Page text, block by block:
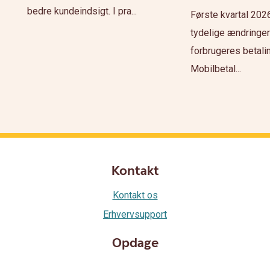
bedre kundeindsigt. I pra...
Første kvartal
tydelige
forbrugeres
Mobilbetal...
Kontakt
Kontakt os
Erhvervsupport
Opdage